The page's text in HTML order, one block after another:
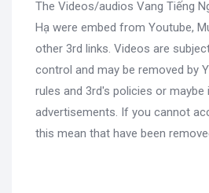
The Videos/audios Vang Tiếng
Hạ were embed from Youtube,
other 3rd links. Videos are
control and may be removed by
rules and 3rd's policies or maybe
advertisements. If you cannot
this mean that have been